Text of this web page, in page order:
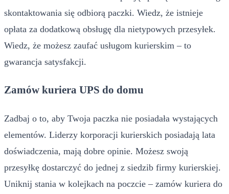
skontaktowania się odbiorą paczki. Wiedz, że istnieje
opłata za dodatkową obsługę dla nietypowych przesyłek.
Wiedz, że możesz zaufać usługom kurierskim – to
gwarancja satysfakcji.
Zamów kuriera UPS do domu
Zadbaj o to, aby Twoja paczka nie posiadała wystających
elementów. Liderzy korporacji kurierskich posiadają lata
doświadczenia, mają dobre opinie. Możesz swoją
przesyłkę dostarczyć do jednej z siedzib firmy kurierskiej.
Uniknij stania w kolejkach na poczcie – zamów kuriera do